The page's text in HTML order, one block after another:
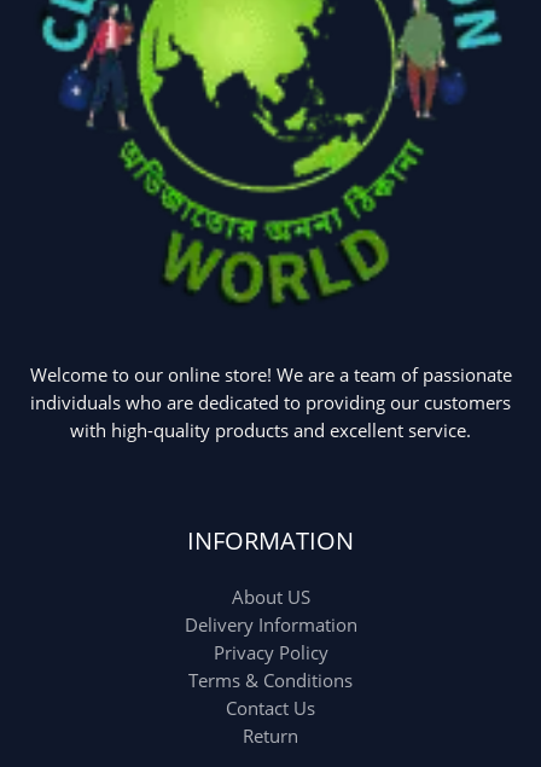
Welcome to our online store! We are a team of passionate
individuals who are dedicated to providing our customers
with high-quality products and excellent service.
INFORMATION
About US
Delivery Information
Privacy Policy
Terms & Conditions
Contact Us
Return